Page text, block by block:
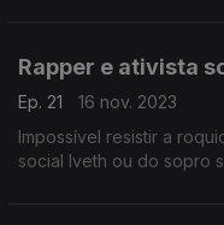
Rapper e ativista
Ep. 21
16 nov. 2023
Impossível resistir a
social Iveth ou do sopro